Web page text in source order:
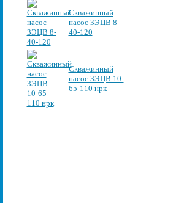
Скважинный
насос 3ЭЦВ 8-
40-120
Скважинный
насос 3ЭЦВ 10-
65-110 нрк